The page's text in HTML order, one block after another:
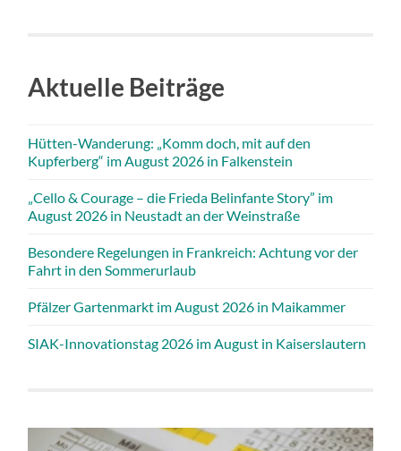
Aktuelle Beiträge
Hütten-Wanderung: „Komm doch, mit auf den
Kupferberg“ im August 2026 in Falkenstein
„Cello & Courage – die Frieda Belinfante Story” im
August 2026 in Neustadt an der Weinstraße
Besondere Regelungen in Frankreich: Achtung vor der
Fahrt in den Sommerurlaub
Pfälzer Gartenmarkt im August 2026 in Maikammer
SIAK-Innovationstag 2026 im August in Kaiserslautern